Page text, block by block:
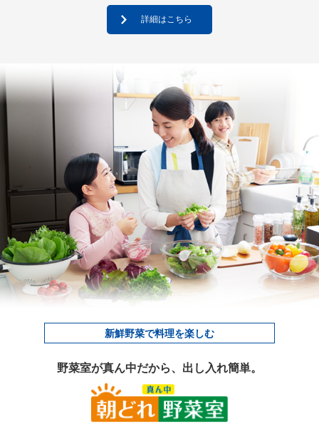
詳細はこちら
新鮮野菜で料理を楽しむ
野菜室が真ん中だから、出し入れ簡単。